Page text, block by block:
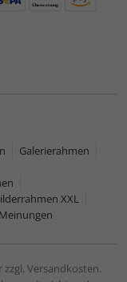
Galerierahmen
XXL
Meinungen
Versandkosten.